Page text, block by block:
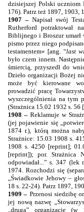
dzisiejszej Polski uczniom
176). Patrz też 1897, 1903,
1907 –Napisał swój
Rutherford potraktował
Biblijnego i Broszur umarł
pismo przez niego
testamentem« [ang. “last
było czem innem.
śmiercią, przyszedł do
Dzieło organizacji Bożej
może być kierowane
prowadzić pracę
wyszczególnienia na tym
(Strażnica 15.02 1932 s. 56
1908 – Reklamuje w
(jej pojawienie się
1874 r.), którą można
Strażnice: 15.03 1908 s.
1908 s. 4250 [reprint];
[reprint]); por. Strażnica
odpowiadał...” s. 347 (lek
1974. Rozchodzi się
„Świadkowie Jehowy –
18 s. 22-24). Patrz 1897,
1909 – Przenosi siedzibę
jej nową nazwę
„drugą” organizację (w